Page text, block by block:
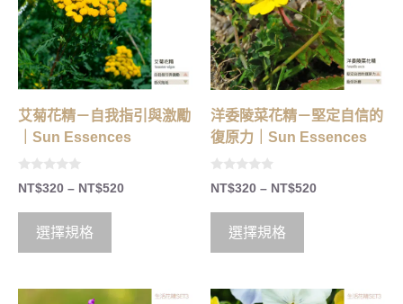
艾菊花精－自我指引與激勵
｜Sun Essences
0
o
5
NT$320 – NT$520
選擇規格
洋委陵菜花精－堅定自信的
復原力｜Sun Essences
0
o
5
NT$320 – NT$520
選擇規格